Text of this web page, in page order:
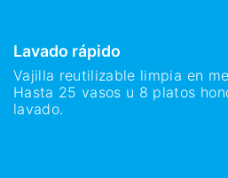
Lavado rápido
Vajilla reutilizable limpia en
Hasta 25 vasos u 8 platos
lavado.